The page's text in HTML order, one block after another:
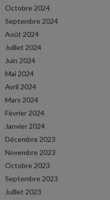
Octobre 2024
Septembre 2024
Août 2024
Juillet 2024
Juin 2024
Mai 2024
Avril 2024
Mars 2024
Février 2024
Janvier 2024
Décembre 2023
Novembre 2023
Octobre 2023
Septembre 2023
Juillet 2023